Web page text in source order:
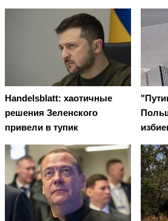
Handelsblatt: хаотичные
решения Зеленского
привели в тупик